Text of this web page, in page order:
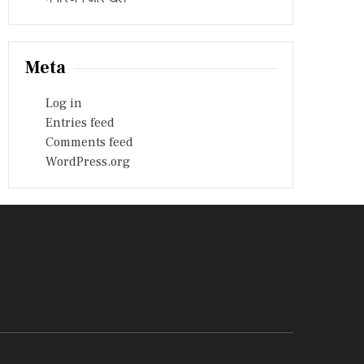
Meta
Log in
Entries feed
Comments feed
WordPress.org